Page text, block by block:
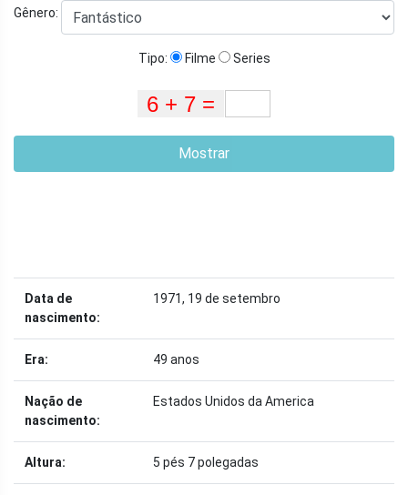
Gênero:
Tipo: Filme Series
Mostrar
Data de
nascimento:
1971, 19 de setembro
Era: 49 anos
Nação de
nascimento:
Estados Unidos da America
Altura: 5 pés 7 polegadas